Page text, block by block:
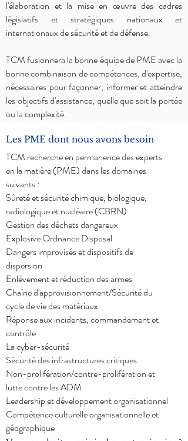
l'élaboration et la mise en œuvre des cadres
législatifs et stratégiques nationaux et
internationaux de sécurité et de défense.
TCM fusionnera la bonne équipe de PME avec la
bonne combinaison de compétences, d'expertise,
nécessaires pour façonner, informer et atteindre
les objectifs d'assistance, quelle que soit la portée
ou la complexité.
Les PME dont nous avons besoin
TCM recherche en permanence des experts
en la matière (PME) dans les domaines
suivants :
Sûreté et sécurité chimique, biologique,
radiologique et nucléaire (CBRN)
Gestion des déchets dangereux
Explosive Ordnance Disposal
Dangers improvisés et dispositifs de
dispersion
Enlèvement et réduction des armes
Chaîne d'approvisionnement/Sécurité du
cycle de vie des matériaux
Réponse aux incidents, commandement et
contrôle
La cyber-sécurité
Sécurité des infrastructures critiques
Non-prolifération/contre-prolifération et
lutte contre les ADM
Leadership et développement organisationnel
Compétence culturelle organisationnelle et
géographique